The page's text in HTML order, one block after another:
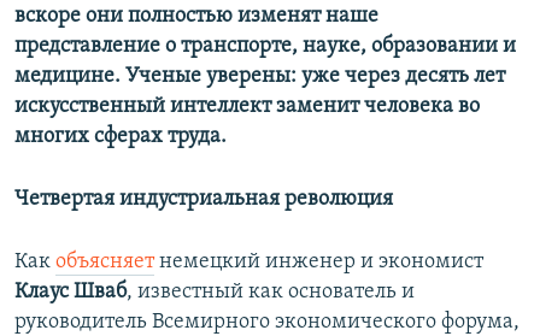
вскоре они полностью изменят наше
представление о транспорте, науке, образовании и
медицине. Ученые уверены: уже через десять лет
искусственный интеллект заменит человека во
многих сферах труда.
Четвертая индустриальная революция
Как объясняетнемецкий инженер и экономист
Клаус Шваб, известный как основатель и
руководитель Всемирного экономического форума,